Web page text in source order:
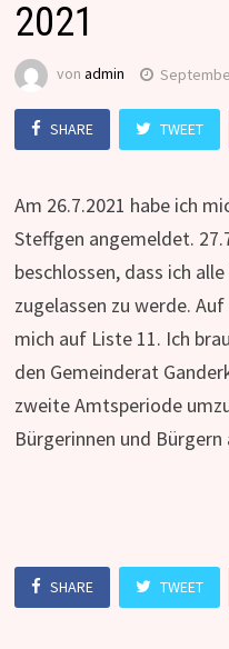
2021
von admin
SHARE TWEET
Am 26.7.2021 habe ich
Steffgen angemeldet.
beschlossen, dass ich
zugelassen zu werde.
mich auf Liste 11. Ich
den Gemeinderat
zweite Amtsperiode
Bürgerinnen und
SHARE TWEET